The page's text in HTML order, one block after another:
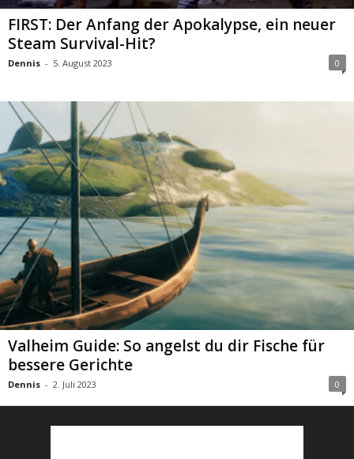
FIRST: Der Anfang der Apokalypse, ein neuer
Steam Survival-Hit?
Dennis - 5. August 2023 0
Valheim Guide: So angelst du dir Fische für
bessere Gerichte
Dennis - 2. Juli 2023 0